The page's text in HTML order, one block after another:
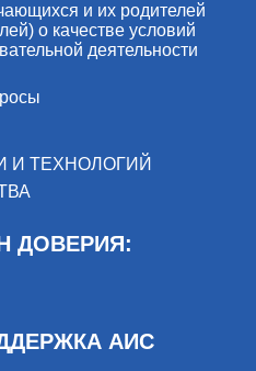
и их родителей
о качестве условий
деятельности
И ТЕХНОЛОГИЙ
ДОВЕРИЯ:
АИС